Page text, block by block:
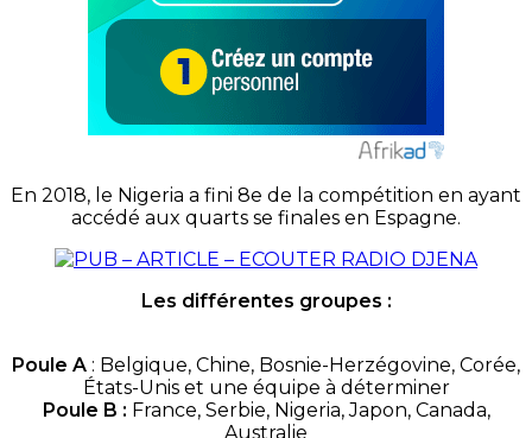
En 2018, le Nigeria a fini 8e de la compétition en ayant
accédé aux quarts se finales en Espagne.
Les différentes groupes :
Poule A : Belgique, Chine, Bosnie-Herzégovine, Corée,
États-Unis et une équipe à déterminer
Poule B : France, Serbie, Nigeria, Japon, Canada,
Australie